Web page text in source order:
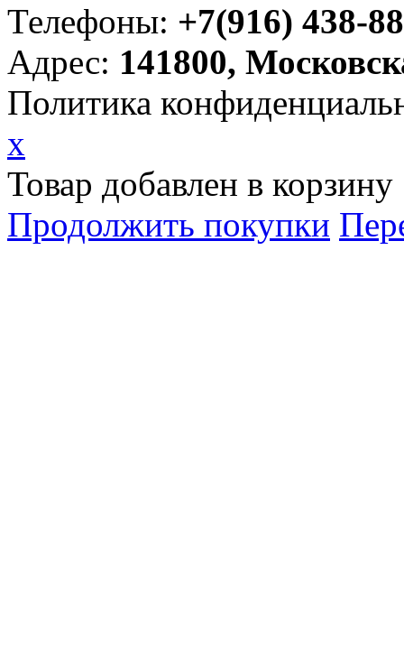
Телефоны: +7(916) 438-
Адрес: 141800,
Политика
x
Товар добавлен в корзину
Продолжить покупки